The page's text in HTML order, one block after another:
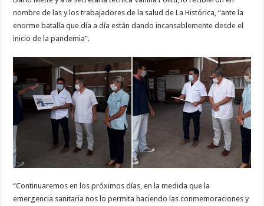
nombre de las y los trabajadores de la salud de La Histórica, “ante la
enorme batalla que día a día están dando incansablemente desde el
inicio de la pandemia”.
“Continuaremos en los próximos días, en la medida que la
emergencia sanitaria nos lo permita haciendo las conmemoraciones y